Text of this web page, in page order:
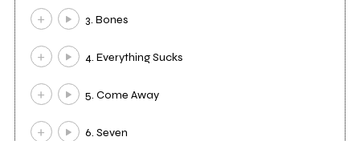
3. Bones
4. Everything Sucks
5. Come Away
6. Seven